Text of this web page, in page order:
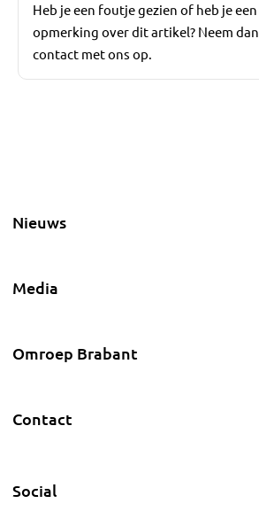
Heb je een foutje gezien of heb je een
opmerking over dit artikel? Neem dan
contact met ons op.
Nieuws
Media
Omroep Brabant
Contact
Social